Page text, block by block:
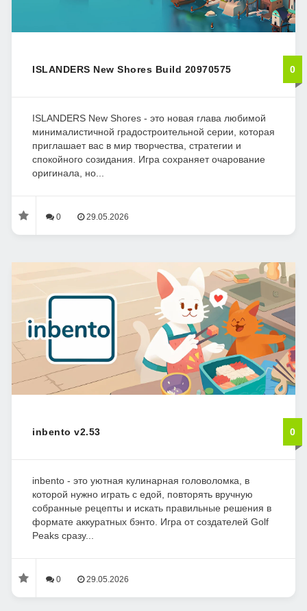
ISLANDERS New Shores Build 20970575 0
ISLANDERS New Shores - это новая глава любимой
минималистичной градостроительной серии, которая
приглашает вас в мир творчества, стратегии и
спокойного созидания. Игра сохраняет очарование
оригинала, но...
0 29.05.2026
inbento v2.53 0
inbento - это уютная кулинарная головоломка, в
которой нужно играть с едой, повторять вручную
собранные рецепты и искать правильные решения в
формате аккуратных бэнто. Игра от создателей Golf
Peaks сразу...
0 29.05.2026